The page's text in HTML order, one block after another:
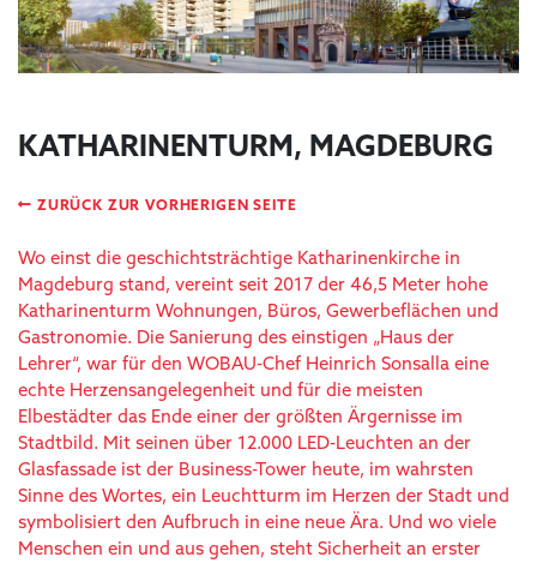
KATHARINENTURM, MAGDEBURG
ZURÜCK ZUR VORHERIGEN SEITE
Wo einst die geschichtsträchtige Katharinenkirche in
Magdeburg stand, vereint seit 2017 der 46,5 Meter hohe
Katharinenturm Wohnungen, Büros, Gewerbeflächen und
Gastronomie. Die Sanierung des einstigen „Haus der
Lehrer“, war für den WOBAU-Chef Heinrich Sonsalla eine
echte Herzensangelegenheit und für die meisten
Elbestädter das Ende einer der größten Ärgernisse im
Stadtbild. Mit seinen über 12.000 LED-Leuchten an der
Glasfassade ist der Business-Tower heute, im wahrsten
Sinne des Wortes, ein Leuchtturm im Herzen der Stadt und
symbolisiert den Aufbruch in eine neue Ära. Und wo viele
Menschen ein und aus gehen, steht Sicherheit an erster